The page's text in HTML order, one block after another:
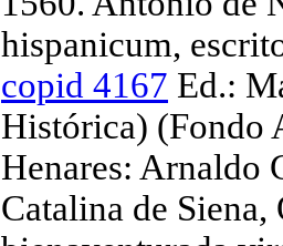
hispanicum,
copid 4167 Ed.:
Histórica) (Fondo
Henares: Arnaldo
Catalina de Siena,